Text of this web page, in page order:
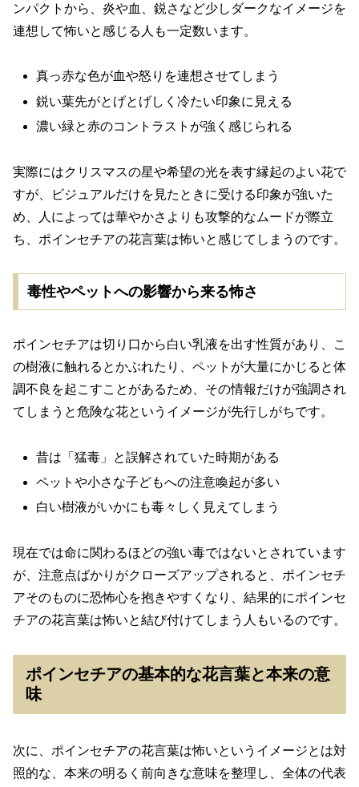
ンパクトから、炎や血、鋭さなど少しダークなイメージを
連想して怖いと感じる人も一定数います。
真っ赤な色が血や怒りを連想させてしまう
鋭い葉先がとげとげしく冷たい印象に見える
濃い緑と赤のコントラストが強く感じられる
実際にはクリスマスの星や希望の光を表す縁起のよい花で
すが、ビジュアルだけを見たときに受ける印象が強いた
め、人によっては華やかさよりも攻撃的なムードが際立
ち、ポインセチアの花言葉は怖いと感じてしまうのです。
毒性やペットへの影響から来る怖さ
ポインセチアは切り口から白い乳液を出す性質があり、こ
の樹液に触れるとかぶれたり、ペットが大量にかじると体
調不良を起こすことがあるため、その情報だけが強調され
てしまうと危険な花というイメージが先行しがちです。
昔は「猛毒」と誤解されていた時期がある
ペットや小さな子どもへの注意喚起が多い
白い樹液がいかにも毒々しく見えてしまう
現在では命に関わるほどの強い毒ではないとされています
が、注意点ばかりがクローズアップされると、ポインセチ
アそのものに恐怖心を抱きやすくなり、結果的にポインセ
チアの花言葉は怖いと結び付けてしまう人もいるのです。
ポインセチアの基本的な花言葉と本来の意
味
次に、ポインセチアの花言葉は怖いというイメージとは対
照的な、本来の明るく前向きな意味を整理し、全体の代表